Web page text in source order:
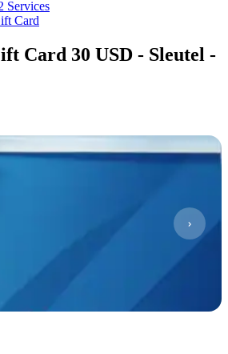
Services
Card
Card 30 USD - Sleutel -